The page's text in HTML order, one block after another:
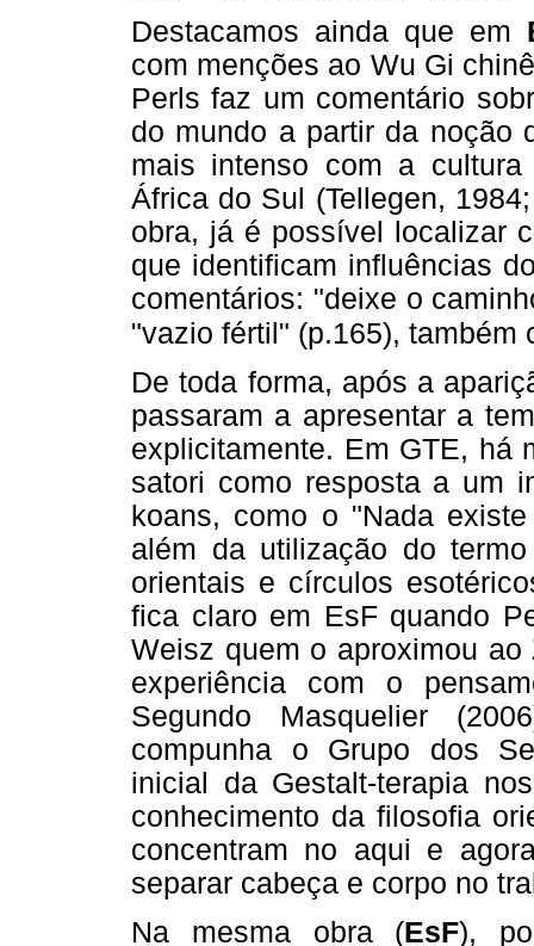
Destacamos ainda que em
com menções ao Wu Gi
Perls faz um comentário
do mundo a partir da noção
mais intenso com a
África do Sul (Tellegen,
obra, já é possível localizar
que identificam influências
comentários: "deixe o
"vazio fértil" (p.165), também
De toda forma, após a
passaram a apresentar a
explicitamente. Em GTE, há
satori como resposta a um
koans, como o "Nada
além da utilização do
orientais e círculos
fica claro em EsF quando
Weisz quem o aproximou
experiência com o
Segundo Masquelier
compunha o Grupo dos
inicial da Gestalt-terapia
conhecimento da filosofia
concentram no aqui e
separar cabeça e corpo no
Na mesma obra (EsF),